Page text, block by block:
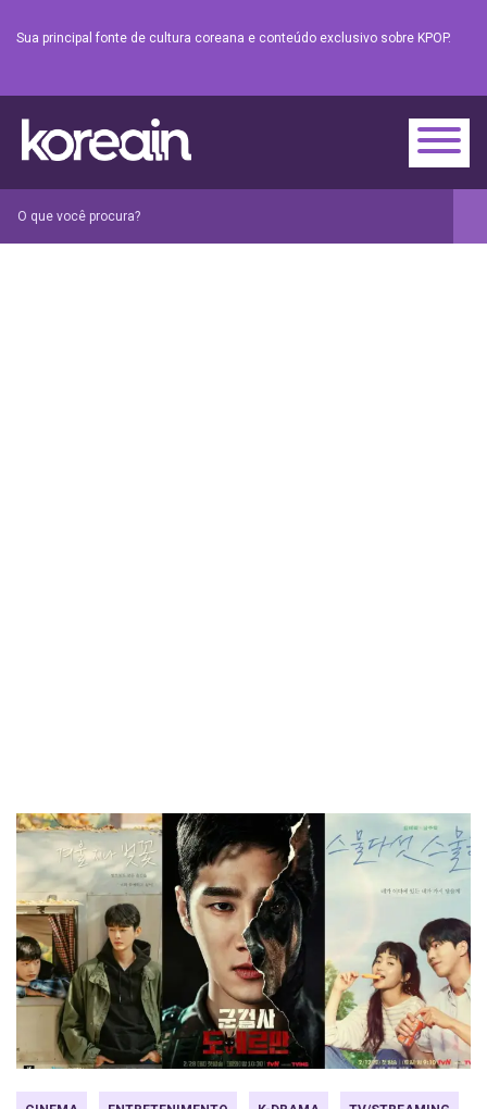
Sua principal fonte de cultura coreana e conteúdo exclusivo sobre KPOP.